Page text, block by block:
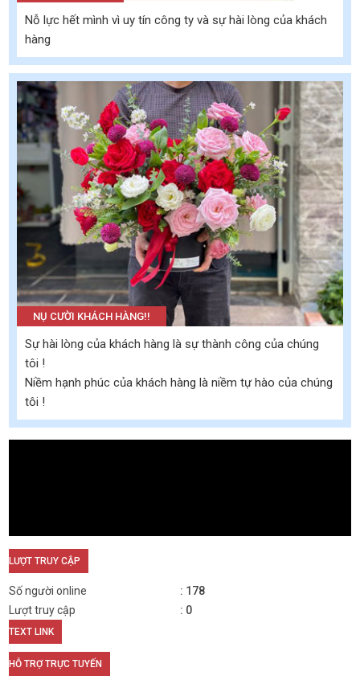
Nỗ lực hết mình vì uy tín công ty và sự hài lòng của khách
hàng
NỤ CƯỜI KHÁCH HÀNG!!
Sự hài lòng của khách hàng là sự thành công của chúng
tôi !
Niềm hạnh phúc của khách hàng là niềm tự hào của chúng
tôi !
LƯỢT TRUY CẬP
Số người online
178
Lượt truy cập
0
TEXT LINK
HỖ TRỢ TRỰC TUYẾN